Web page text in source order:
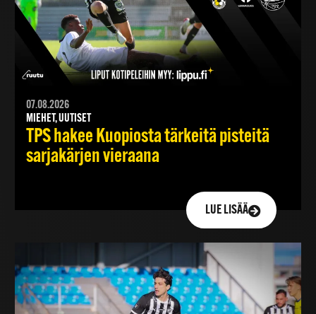
07.08.2026
MIEHET, UUTISET
TPS hakee Kuopiosta tärkeitä pisteitä
sarjakärjen vieraana
LUE LISÄÄ